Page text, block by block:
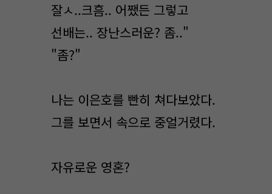
잘ㅅ..크흠.. 어쨌든 그렇고
선배는.. 장난스러운? 좀.."
"좀?"
나는 이은호를 빤히 쳐다보았다.
그를 보면서 속으로 중얼거렸다.
자유로운 영혼?